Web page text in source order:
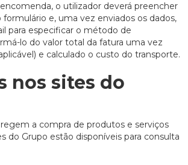
o utilizador deverá preencher
e, uma vez enviados os dados,
para especificar o método de
lo do valor total da fatura uma vez
e calculado o custo do transporte.
nos sites do
a compra de produtos e serviços
do Grupo estão disponíveis para consulta